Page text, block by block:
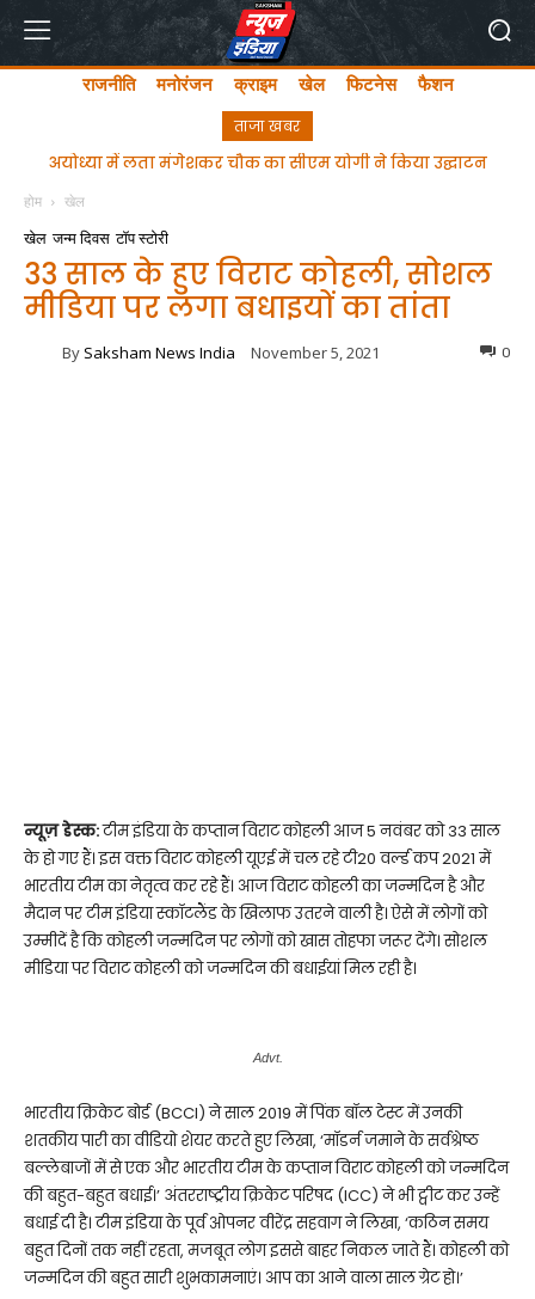
राजनीति मनोरंजन क्राइम खेल फिटनेस फैशन
ताजा खबर
अयोध्या में लता मंगेशकर चौक का सीएम योगी ने किया उद्घाटन
होम खेल
खेल जन्म दिवस टॉप स्टोरी
33 साल के हुए विराट कोहली, सोशल
मीडिया पर लगा बधाइयों का तांता
By Saksham News India November 5, 2021 0
न्यूज़ डेस्क:टीम इंडिया के कप्तान विराट कोहली आज 5 नवंबर को 33 साल
के हो गए हैं। इस वक्त विराट कोहली यूएई में चल रहे टी20 वर्ल्ड कप 2021 में
भारतीय टीम का नेतृत्व कर रहे हैं। आज विराट कोहली का जन्मदिन है और
मैदान पर टीम इंडिया स्कॉटलैंड के खिलाफ उतरने वाली है। ऐसे में लोगों को
उम्मीदें है कि कोहली जन्मदिन पर लोगों को खास तोहफा जरूर देंगे। सोशल
मीडिया पर विराट कोहली को जन्मदिन की बधाईयां मिल रही है।
Advt.
भारतीय क्रिकेट बोर्ड (BCCI) ने साल 2019 में पिंक बॉल टेस्ट में उनकी
शतकीय पारी का वीडियो शेयर करते हुए लिखा, ‘मॉडर्न जमाने के सर्वश्रेष्ठ
बल्लेबाजों में से एक और भारतीय टीम के कप्तान विराट कोहली को जन्मदिन
की बहुत-बहुत बधाई।’ अंतरराष्ट्रीय क्रिकेट परिषद (ICC) ने भी ट्वीट कर उन्हें
बधाई दी है। टीम इंडिया के पूर्व ओपनर वीरेंद्र सहवाग ने लिखा, ‘कठिन समय
बहुत दिनों तक नहीं रहता, मजबूत लोग इससे बाहर निकल जाते हैं। कोहली को
जन्मदिन की बहुत सारी शुभकामनाएं। आप का आने वाला साल ग्रेट हो।’